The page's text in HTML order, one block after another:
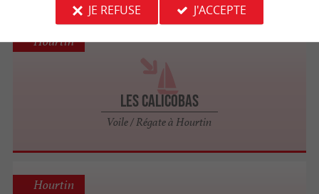
Les Calicobas
Voile / Régate à Hourtin
Hourtin
Hourtin
JE REFUSE
J'ACCEPTE